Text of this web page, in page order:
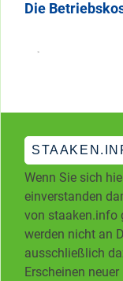
Die
Wenn Sie sich
einverstanden
von staaken.info
werden nicht an
ausschließlich
Erscheinen